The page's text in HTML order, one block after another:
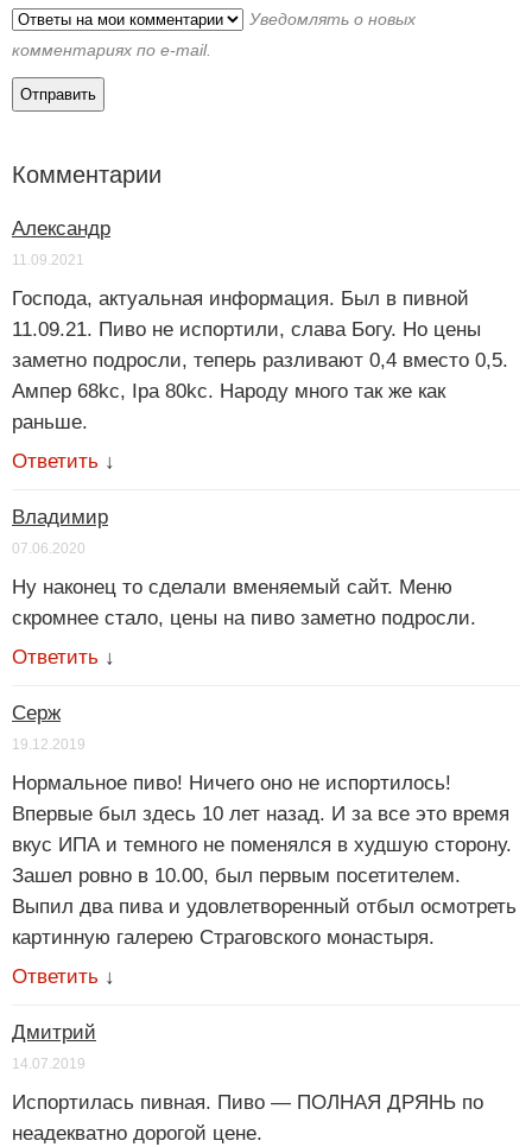
Уведомлять о новых
комментариях по e-mail.
Комментарии
Александр
11.09.2021
Господа, актуальная информация. Был в пивной
11.09.21. Пиво не испортили, слава Богу. Но цены
заметно подросли, теперь разливают 0,4 вместо 0,5.
Ампер 68kc, Ipa 80kc. Народу много так же как
раньше.
Ответить ↓
Владимир
07.06.2020
Ну наконец то сделали вменяемый сайт. Меню
скромнее стало, цены на пиво заметно подросли.
Ответить ↓
Серж
19.12.2019
Нормальное пиво! Ничего оно не испортилось!
Впервые был здесь 10 лет назад. И за все это время
вкус ИПА и темного не поменялся в худшую сторону.
Зашел ровно в 10.00, был первым посетителем.
Выпил два пива и удовлетворенный отбыл осмотреть
картинную галерею Страговского монастыря.
Ответить ↓
Дмитрий
14.07.2019
Испортилась пивная. Пиво — ПОЛНАЯ ДРЯНЬ по
неадекватно дорогой цене.